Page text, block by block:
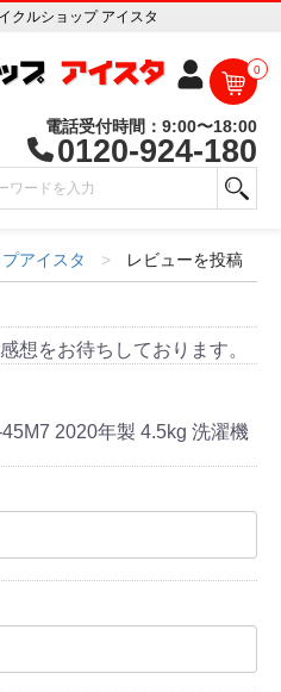
クルショップ アイスタ
0
電話受付時間：9:00〜18:00
0120-924-180
アイスタ レビューを投稿
想をお待ちしております。
2020年製 4.5kg 洗濯機